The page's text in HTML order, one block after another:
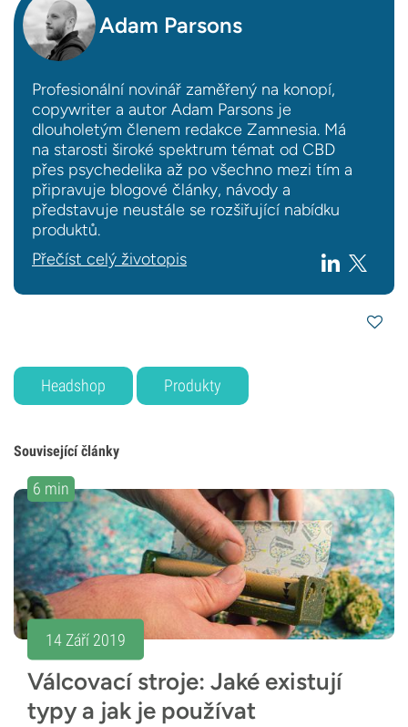
Adam Parsons
Profesionální novinář zaměřený na konopí,
copywriter a autor Adam Parsons je
dlouholetým členem redakce Zamnesia. Má
na starosti široké spektrum témat od CBD
přes psychedelika až po všechno mezi tím a
připravuje blogové články, návody a
představuje neustále se rozšiřující nabídku
produktů.
Přečíst celý životopis
Headshop Produkty
Související články
6 min
14 Září 2019
Válcovací stroje: Jaké existují
typy a jak je používat